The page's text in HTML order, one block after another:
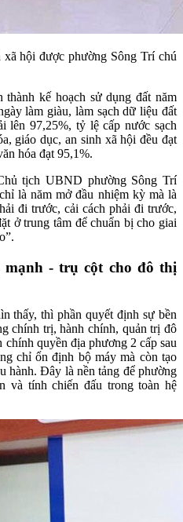
xã hội được phường Sông Trí chú
kế hoạch sử dụng đất năm
làm giàu, làm sạch dữ liệu đất
lên 97,25%, tỷ lệ cấp nước sạch
giáo dục, an sinh xã hội đều đạt
hóa đạt 95,1%.
tịch UBND phường Sông Trí
là năm mở đầu nhiệm kỳ mà là
đi trước, cải cách phải đi trước,
ở trung tâm để chuẩn bị cho giai
- trụ cột cho đô thị
thấy, thì phần quyết định sự bền
chính trị, hành chính, quản trị đô
quyền địa phương 2 cấp sau
chỉ ổn định bộ máy mà còn tạo
hành. Đây là nền tảng để phường
và tính chiến đấu trong toàn hệ